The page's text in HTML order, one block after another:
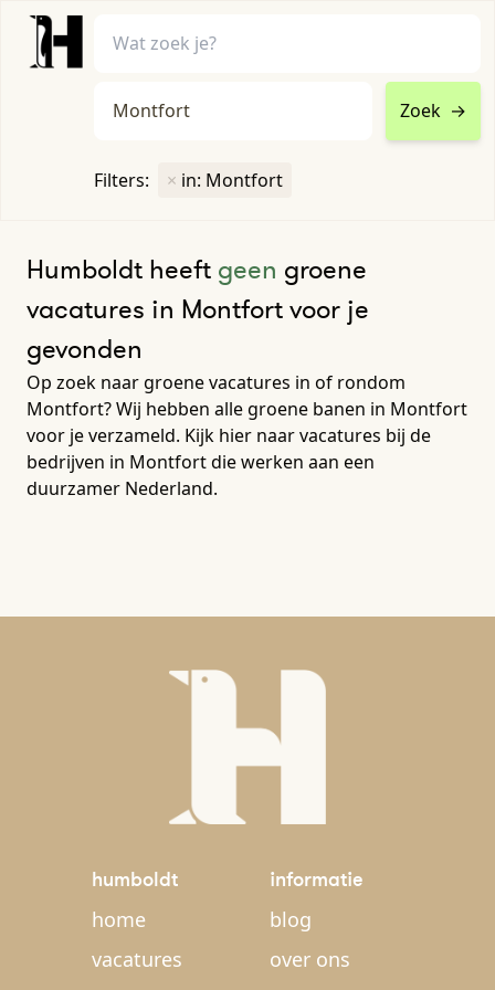
Zoek →
Filters: × in: Montfort
Humboldt heeft geen groene
vacatures in Montfort voor je
gevonden
Op zoek naar groene vacatures in of rondom
Montfort? Wij hebben alle groene banen in Montfort
voor je verzameld. Kijk hier naar vacatures bij de
bedrijven in Montfort die werken aan een
duurzamer Nederland.
humboldt
home
vacatures
informatie
blog
over ons